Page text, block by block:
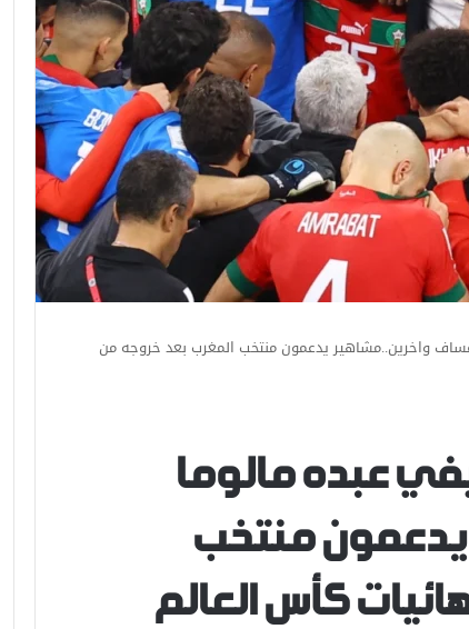
واخرين..مشاهير يدعمون منتخب المغرب بعد خروجه من
عبده مالوما
منتخب
كأس العالم